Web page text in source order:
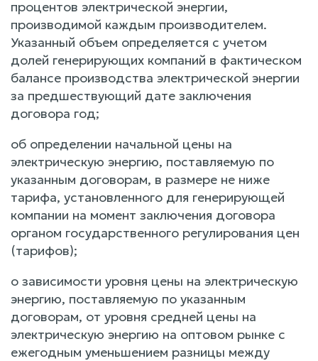
процентов электрической энергии,
производимой каждым производителем.
Указанный объем определяется с учетом
долей генерирующих компаний в фактическом
балансе производства электрической энергии
за предшествующий дате заключения
договора год;
об определении начальной цены на
электрическую энергию, поставляемую по
указанным договорам, в размере не ниже
тарифа, установленного для генерирующей
компании на момент заключения договора
органом государственного регулирования цен
(тарифов);
о зависимости уровня цены на электрическую
энергию, поставляемую по указанным
договорам, от уровня средней цены на
электрическую энергию на оптовом рынке с
ежегодным уменьшением разницы между